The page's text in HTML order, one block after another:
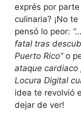
exprés por
culinaria? ¡No
pensó lo peor:
fatal tras
Puerto Rico”o
ataque cardiaco
Locura Digital
idea te revolvió
dejar de ver!